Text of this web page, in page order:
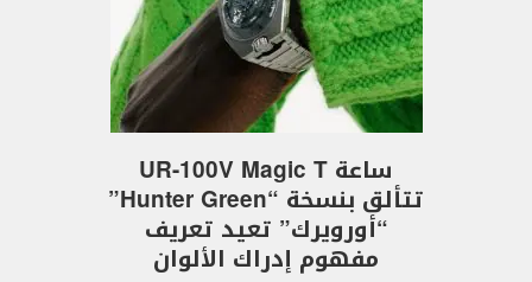
ساعة UR-100V Magic T
تتألق بنسخة “Hunter Green”
“أورويرك” تعيد تعريف
مفهوم إدراك الألوان